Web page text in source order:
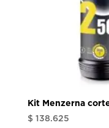
Kit Menzerna
$ 138.625